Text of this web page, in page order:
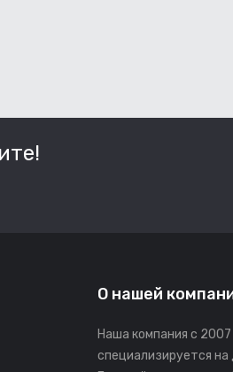
О нашей
Наша компания с 2007
специализируется на